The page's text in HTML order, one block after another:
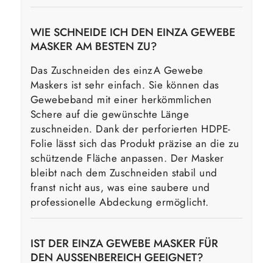
WIE SCHNEIDE ICH DEN EINZA GEWEBE
MASKER AM BESTEN ZU?
Das Zuschneiden des einzA Gewebe
Maskers ist sehr einfach. Sie können das
Gewebeband mit einer herkömmlichen
Schere auf die gewünschte Länge
zuschneiden. Dank der perforierten HDPE-
Folie lässt sich das Produkt präzise an die zu
schützende Fläche anpassen. Der Masker
bleibt nach dem Zuschneiden stabil und
franst nicht aus, was eine saubere und
professionelle Abdeckung ermöglicht.
IST DER EINZA GEWEBE MASKER FÜR
DEN AUSSENBEREICH GEEIGNET?